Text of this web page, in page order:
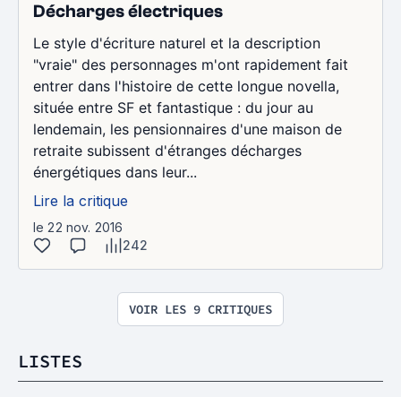
Décharges électriques
Le style d'écriture naturel et la description
"vraie" des personnages m'ont rapidement fait
entrer dans l'histoire de cette longue novella,
située entre SF et fantastique : du jour au
lendemain, les pensionnaires d'une maison de
retraite subissent d'étranges décharges
énergétiques dans leur...
Lire la critique
le 22 nov. 2016
242
VOIR LES 9 CRITIQUES
LISTES